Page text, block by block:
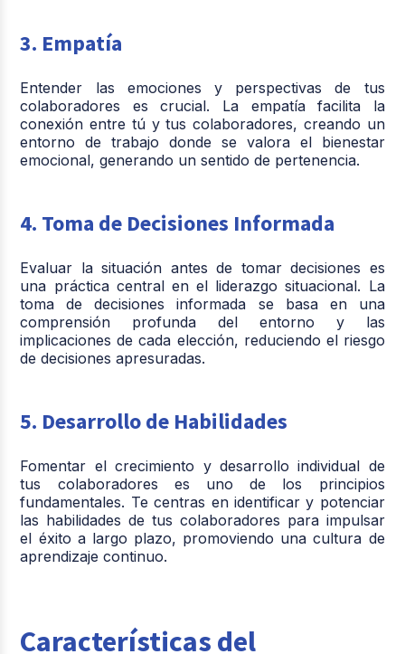
3. Empatía
Entender las emociones y perspectivas de tus
colaboradores es crucial. La empatía facilita la
conexión entre tú y tus colaboradores, creando un
entorno de trabajo donde se valora el bienestar
emocional, generando un sentido de pertenencia.
4. Toma de Decisiones Informada
Evaluar la situación antes de tomar decisiones es
una práctica central en el liderazgo situacional. La
toma de decisiones informada se basa en una
comprensión profunda del entorno y las
implicaciones de cada elección, reduciendo el riesgo
de decisiones apresuradas.
5. Desarrollo de Habilidades
Fomentar el crecimiento y desarrollo individual de
tus colaboradores es uno de los principios
fundamentales. Te centras en identificar y potenciar
las habilidades de tus colaboradores para impulsar
el éxito a largo plazo, promoviendo una cultura de
aprendizaje continuo.
Características del